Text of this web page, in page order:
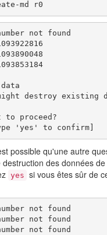
md r0
not found
data
destroy existing
to proceed?
'yes' to confirm]
possible qu'une autre
des données
yes si vous êtes sûr de
not found
not found
not found